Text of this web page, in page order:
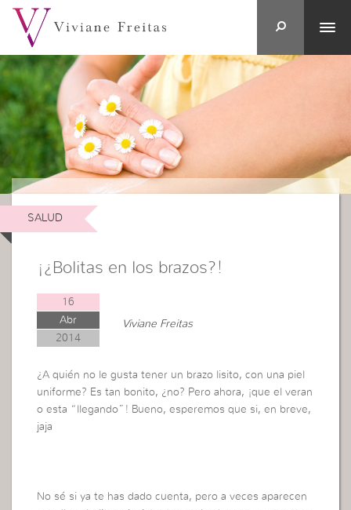
SALUD
¡¿Bolitas en los brazos?!
16
Abr
2014
Viviane Freitas
¿A quién no le gusta tener un brazo lisito, con una piel
uniforme? Es tan bonito, ¿no? Pero ahora, ¡que el veran
o esta “llegando”! Bueno, esperemos que si, en breve,
jaja
No sé si ya te has dado cuenta, pero a veces aparecen